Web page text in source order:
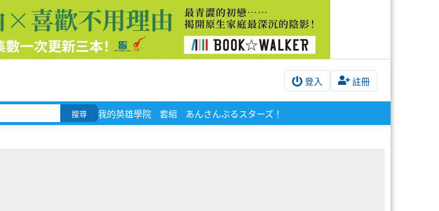
登入 註冊
搜尋 我的英雄學院 套組 あんさんぶるスターズ！